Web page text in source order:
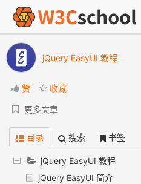
jQuery EasyUI 教程
赞 收藏
更多文章
目录 搜索 书签
jQuery EasyUI 教程
jQuery EasyUI 简介